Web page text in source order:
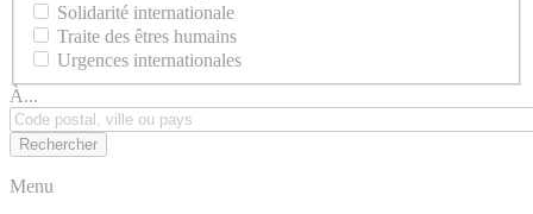
Solidarité internationale
Traite des êtres humains
Urgences internationales
À...
Menu